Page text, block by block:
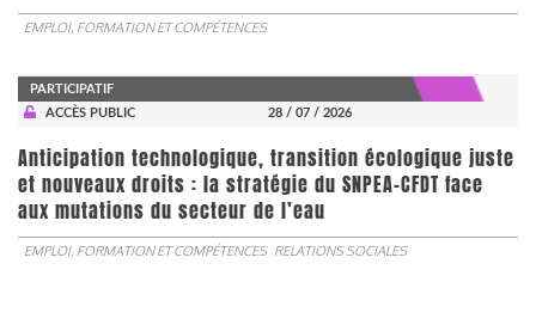
EMPLOI, FORMATION ET COMPÉTENCES
PARTICIPATIF
ACCÈS PUBLIC
28 / 07 / 2026
Anticipation technologique, transition écologique juste
et nouveaux droits : la stratégie du SNPEA-CFDT face
aux mutations du secteur de l’eau
EMPLOI, FORMATION ET COMPÉTENCES RELATIONS SOCIALES